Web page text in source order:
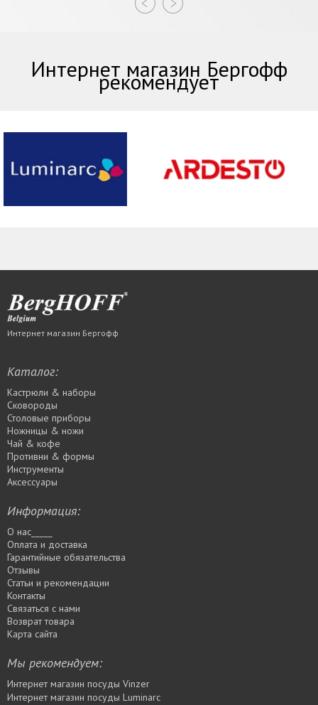
Интернет магазин Бергофф
рекомендует
Интернет магазин Бергофф
Каталог:
Кастрюли & наборы
Сковороды
Столовые приборы
Ножницы & ножи
Чай & кофе
Противни & формы
Инструменты
Аксессуары
Информация:
О нас_____
Оплата и доставка
Гарантийные обязательства
Отзывы
Статьи и рекомендации
Контакты
Связаться с нами
Возврат товара
Карта сайта
Мы рекомендуем:
Интернет магазин посуды Vinzer
Интернет магазин посуды Luminarc